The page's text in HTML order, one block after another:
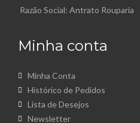
Razão Social: Antrato Rouparia
Minha conta
Minha Conta
Histórico de Pedidos
Lista de Desejos
Newsletter